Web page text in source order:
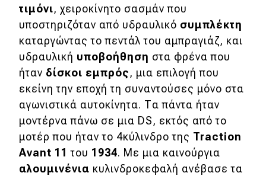
eDRIVE
DRIVE USED
τιμόνι, χειροκίνητο σασμάν που
υποστηριζόταν από υδραυλικό συμπλέκτη
καταργώντας το πεντάλ του αμπραγιάζ, και
υδραυλική υποβοήθηση στα φρένα που
ήταν δίσκοι εμπρός, μια επιλογή που
εκείνη την εποχή τη συναντούσες μόνο στα
αγωνιστικά αυτοκίνητα. Τα πάντα ήταν
μοντέρνα πάνω σε μια DS, εκτός από το
μοτέρ που ήταν το 4κύλινδρο της Traction
Avant 11 του 1934. Με μια καινούργια
αλουμινένια κυλινδροκεφαλή ανέβασε τα